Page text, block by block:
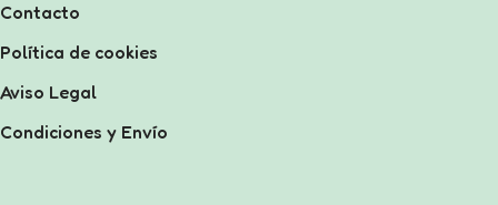
Contacto
Política de cookies
Aviso Legal
Condiciones y Envío